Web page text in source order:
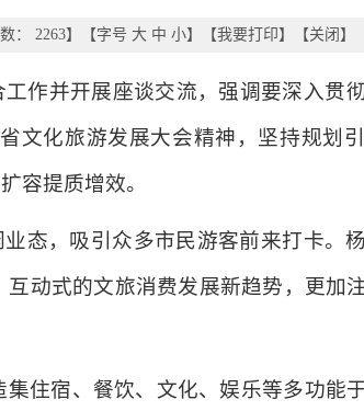
： 2263】【字号 大 中 小】【我要打印】【关闭 】
作并开展座谈交流，强调要深入贯
文化旅游发展大会精神，坚持规划
容提质增效。
态，吸引众多市民游客前来打卡。
动式的文旅消费发展新趋势，更加
住宿、餐饮、文化、娱乐等多功能